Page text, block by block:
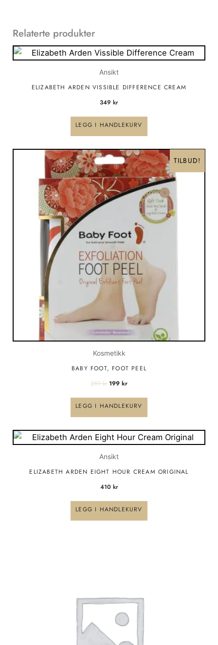
Relaterte produkter
Ansikt
ELIZABETH ARDEN VISSIBLE DIFFERENCE CREAM
349 kr
LEGG I HANDLEKURV
TILBUD!
Kosmetikk
BABY FOOT, FOOT PEEL
259kr
Opprinnelig
pris
var:
259 kr.
199 kr
Nåværende
pris
er:
199 kr.
LEGG I HANDLEKURV
Ansikt
ELIZABETH ARDEN EIGHT HOUR CREAM ORIGINAL
410 kr
LEGG I HANDLEKURV